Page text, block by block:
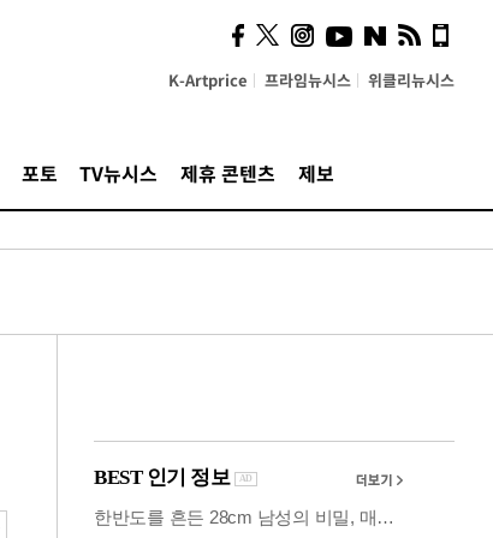
K-Artprice 프라임뉴시스 위클리뉴시스
포토 TV뉴시스 제휴 콘텐츠 제보
사이 해답 찾았죠"…알을
깨고 나온 '초자아'